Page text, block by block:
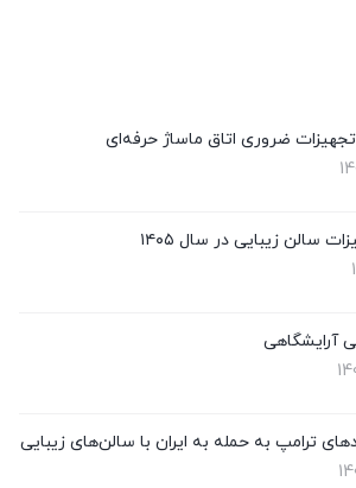
ضروری اتاق ماساژ حرفه‌ای
آرایشگاهی
ترامپ به حمله به ایران با سالن‌های زیبایی